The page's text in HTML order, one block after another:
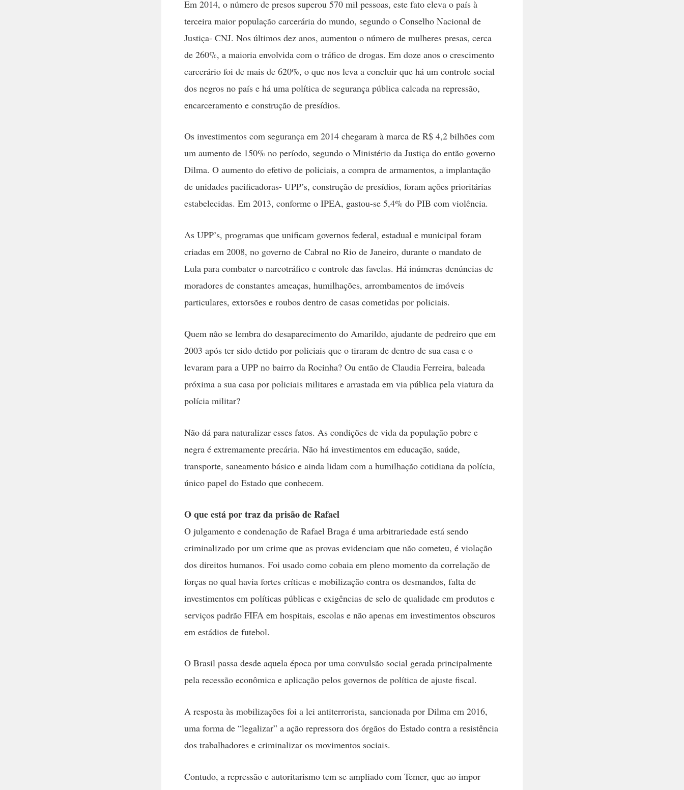
Em 2014, o número de presos superou 570 mil pessoas, este fato eleva o país à
terceira maior população carcerária do mundo, segundo o Conselho Nacional de
Justiça- CNJ. Nos últimos dez anos, aumentou o número de mulheres presas, cerca
de 260%, a maioria envolvida com o tráfico de drogas. Em doze anos o crescimento
carcerário foi de mais de 620%, o que nos leva a concluir que há um controle social
dos negros no país e há uma política de segurança pública calcada na repressão,
encarceramento e construção de presídios.
Os investimentos com segurança em 2014 chegaram à marca de R$ 4,2 bilhões com
um aumento de 150% no período, segundo o Ministério da Justiça do então governo
Dilma. O aumento do efetivo de policiais, a compra de armamentos, a implantação
de unidades pacificadoras- UPP’s, construção de presídios, foram ações prioritárias
estabelecidas. Em 2013, conforme o IPEA, gastou-se 5,4% do PIB com violência.
As UPP’s, programas que unificam governos federal, estadual e municipal foram
criadas em 2008, no governo de Cabral no Rio de Janeiro, durante o mandato de
Lula para combater o narcotráfico e controle das favelas. Há inúmeras denúncias de
moradores de constantes ameaças, humilhações, arrombamentos de imóveis
particulares, extorsões e roubos dentro de casas cometidas por policiais.
Quem não se lembra do desaparecimento do Amarildo, ajudante de pedreiro que em
2003 após ter sido detido por policiais que o tiraram de dentro de sua casa e o
levaram para a UPP no bairro da Rocinha? Ou então de Claudia Ferreira, baleada
próxima a sua casa por policiais militares e arrastada em via pública pela viatura da
polícia militar?
Não dá para naturalizar esses fatos. As condições de vida da população pobre e
negra é extremamente precária. Não há investimentos em educação, saúde,
transporte, saneamento básico e ainda lidam com a humilhação cotidiana da polícia,
único papel do Estado que conhecem.
O que está por traz da prisão de Rafael
O julgamento e condenação de Rafael Braga é uma arbitrariedade está sendo
criminalizado por um crime que as provas evidenciam que não cometeu, é violação
dos direitos humanos. Foi usado como cobaia em pleno momento da correlação de
forças no qual havia fortes críticas e mobilização contra os desmandos, falta de
investimentos em políticas públicas e exigências de selo de qualidade em produtos e
serviços padrão FIFA em hospitais, escolas e não apenas em investimentos obscuros
em estádios de futebol.
O Brasil passa desde aquela época por uma convulsão social gerada principalmente
pela recessão econômica e aplicação pelos governos de política de ajuste fiscal.
A resposta às mobilizações foi a lei antiterrorista, sancionada por Dilma em 2016,
uma forma de “legalizar” a ação repressora dos órgãos do Estado contra a resistência
dos trabalhadores e criminalizar os movimentos sociais.
Contudo, a repressão e autoritarismo tem se ampliado com Temer, que ao impor